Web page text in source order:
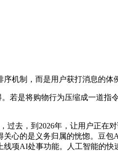
制，而是用户获打消息的体
是将购物行为压缩成一道指
去，到2026年，让用户正在
心的是义务归属的恍惚。豆
项AI处事功能。人工智能的